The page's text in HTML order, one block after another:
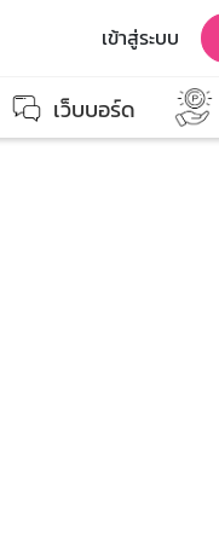
เข้าสู่ระบบ
เว็บบอร์ด